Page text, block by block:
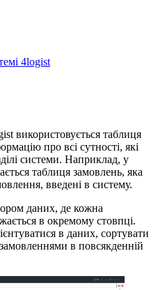
4logist
використовується таблиця
про всі сутності, які
системи. Наприклад, у
таблиця замовлень, яка
введені в систему.
даних, де кожна
в окремому стовпці.
в даних, сортувати
в повсякденній